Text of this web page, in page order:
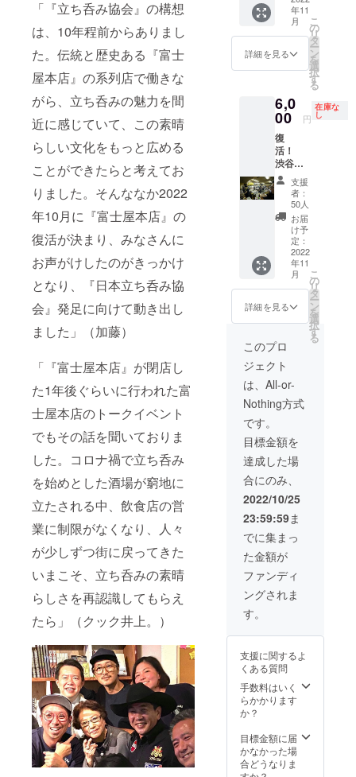
「『立ち呑み協会』の構想
は、10年程前からありまし
た。伝統と歴史ある『富士
屋本店』の系列店で働きな
がら、立ち呑みの魅力を間
近に感じていて、この素晴
らしい文化をもっと広める
ことができたらと考えてお
りました。そんななか2022
年10月に『富士屋本店』の
復活が決まり、みなさんに
お声がけしたのがきっかけ
となり、『日本立ち呑み協
会』発足に向けて動き出し
ました」（加藤）
「『富士屋本店』が閉店し
た1年後ぐらいに行われた富
士屋本店のトークイベント
でもその話を聞いておりま
した。コロナ禍で立ち呑み
を始めとした酒場が窮地に
立たされる中、飲食店の営
業に制限がなくなり、人々
が少しずつ街に戻ってきた
いまこそ、立ち呑みの素晴
らしさを再認識してもらえ
たら」（クック井上。）
require
ments-
for-the-
teams-
app
ル：
Micros
oft
Teams
＊使用
ツール
環境：
下記を
ご参照
くださ
い。
https://
docs.mi
crosoft.
com/ja-
jp/micr
osoftte
ams/ha
rdware-
require
ments-
for-the-
teams-
app
いただ
いた方
には、
「日本
定タチ
ノミニ
ンバッ
ジをお
送りい
たしま
す。
T.C.N.M
.（立ち
呑み）T
シャツ
携のオ
リジナ
クハン
ガー、
国産枡
のオリ
ジナル
小銭入
れ、日
本立ち
呑み協
会が
「タチ
ノミニ
スト」
として
ピン
付き！
※会員に
なって
いただ
には、
「日本
立ち呑
会」認
定タチ
ストピ
ンバッ
送りい
たしま
む、協
会発足
記念イ
ベント
参加権
（2時間
フ
ロー）
11月11
日「立
ち呑み
の日」
に協会
発足記
念イベ
ント、
開催決
定！
スペ
シャル
ゲスト
に、酒
場のカ
田類氏
場！ 10
月上旬
活、再
伝説の
立ち呑
み『富
士屋本
店』
田類氏
や立ち
呑み大
使とと
もに
『日本
立ち呑
足を祝
うイベ
ントを
開催い
たしま
す！ イ
フリー
フ
ロー、
年11
月
詳細を見る
こ
の
リ
タ
ー
ン
を
選
択
す
る
6,0
00 円
在庫な
し
復
活！
渋谷
『富士
屋本
店』で
吉田類
＆立ち
呑み大
使と飲
む、協
会発足
記念イ
ベント
参加権
（2時間
フリー
フ
ロー）
11月11
日「立
ち呑み
発足記
念イベ
ント、
開催決
定！
スペ
シャル
ゲスト
に、酒
場のカ
リス
マ・吉
田類氏
月上旬
活、再
オープ
ンした
伝説の
士屋本
店』
で、吉
支援
者：
50人
お届
け予
定：
2022
年11
月
詳細を見る
こ
の
リ
タ
ー
ン
を
選
択
す
る
このプロ
ジェクト
は、All-or-
Nothing方式
です。
目標金額を
達成した場
合にのみ、
2022/10/25
23:59:59ま
でに集まっ
た金額が
ファンディ
ングされま
す。
支援に関するよ
くある質問
手数料はいく
らかかります
か？
目標金額に届
かなかった場
合どうなりま